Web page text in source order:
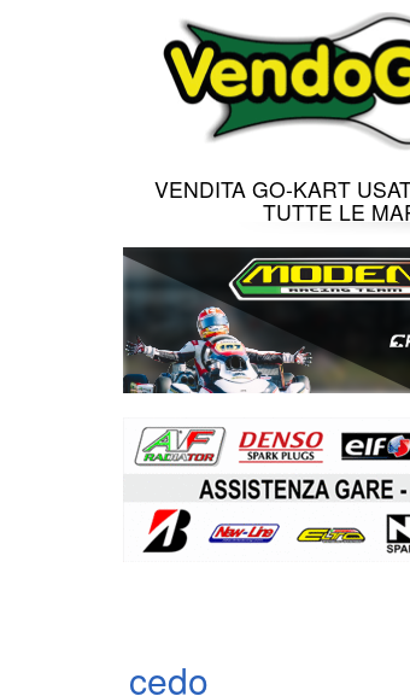
VENDITA GO-KART
TUTTE LE
cedo